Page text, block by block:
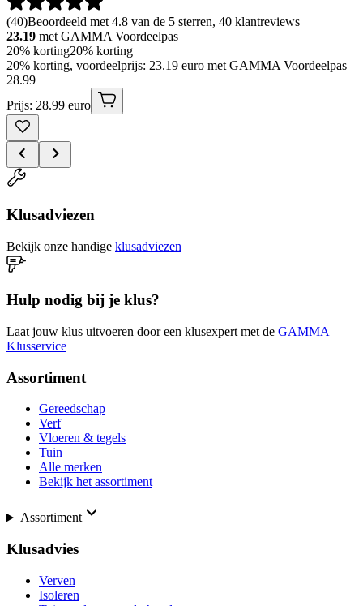
(40)Beoordeeld met 4.8 van de 5 sterren, 40 klantreviews
23.19 met GAMMA Voordeelpas
20% korting20% korting
20% korting, voordeelprijs: 23.19 euro met GAMMA Voordeelpas
28.99
Prijs: 28.99 euro
Klusadviezen
Bekijk onze handige klusadviezen
Hulp nodig bij je klus?
Laat jouw klus uitvoeren door een klusexpert met de GAMMA
Klusservice
Assortiment
Gereedschap
Verf
Vloeren & tegels
Tuin
Alle merken
Bekijk het assortiment
Assortiment
Klusadvies
Verven
Isoleren